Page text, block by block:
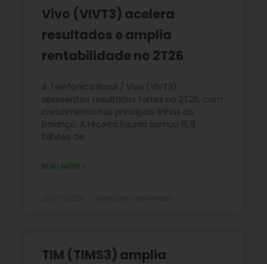
Vivo (VIVT3) acelera
resultados e amplia
rentabilidade no 2T26
A Telefônica Brasil / Vivo (VIVT3)
apresentou resultados fortes no 2T26, com
crescimento nas principais linhas do
balanço. A receita líquida somou 15,8
bilhões de
READ MORE »
TIM (TIMS3) amplia